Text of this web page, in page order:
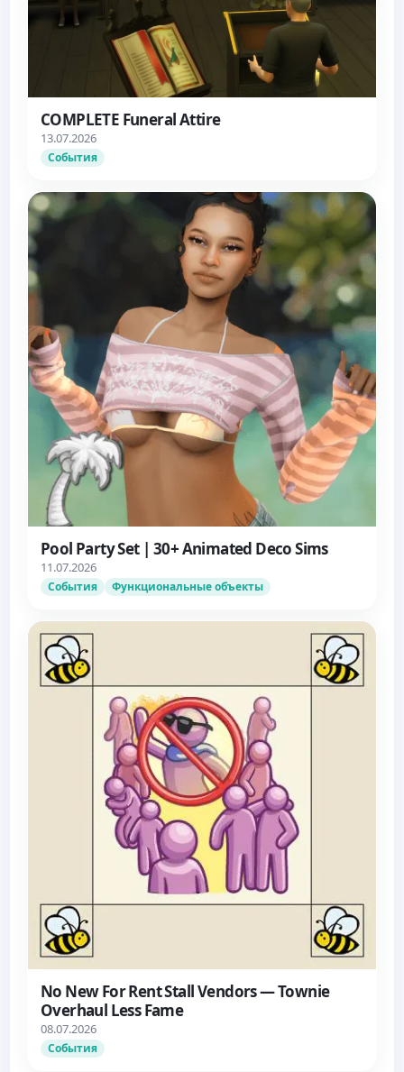
COMPLETE Funeral Attire
13.07.2026
События
Pool Party Set | 30+ Animated Deco Sims
11.07.2026
События Функциональные объекты
No New For Rent Stall Vendors — Townie
Overhaul Less Fame
08.07.2026
События